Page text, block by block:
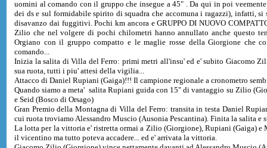
uomini al comando con il gruppo che insegue a 45" . Da qui in poi
dei ds e sul formidabile spirito di squadra che accomuna i ragazzi), infatti,
disavanzo dai fuggitivi. Pochi km ancora e GRUPPO DI NUOVO
Zilio che nel volgere di pochi chilometri hanno annullato anche questo
Orgiano con il gruppo compatto e le maglie rosse della Giorgione che
comando...
Inizia la salita di Villa del Ferro: primi metri all'insu' ed e' subito Giacomo
sua ruota, tutti i piu' attesi della vigilia...
Attacco di Daniel Rupiani (Gaiga)!!! Il campione regionale a cronometro
Quando siamo a meta' salita Rupiani guida con 15" di vantaggio su Zilio
e Seid (Bosco di Orsago)
Gran Premio della Montagna di Villa del Ferro: transita in testa Daniel
cui ruota troviamo Alessandro Muscio (Ausonia Pescantina). Finita la salita
La lotta per la vittoria e' ristretta ormai a Zilio (Giorgione), Rupiani (Gaiga)
il vicentino ma tutto poteva accadere... ed e' arrivata la vittoria.